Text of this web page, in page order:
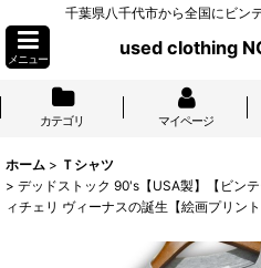
千葉県八千代市から全国にビン
メニュー
used clothing
カテゴリ マイページ
ホーム > Ｔシャツ
> デッドストック 90's【USA製】【ビン
ィチェリ ヴィーナスの誕生【絵画プリン